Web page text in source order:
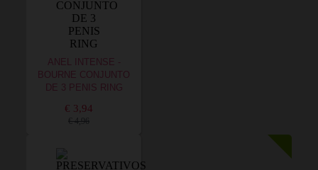
ANEL INTENSE -
BOURNE CONJUNTO
DE 3 PENIS RING
€ 3,94
€ 4,96